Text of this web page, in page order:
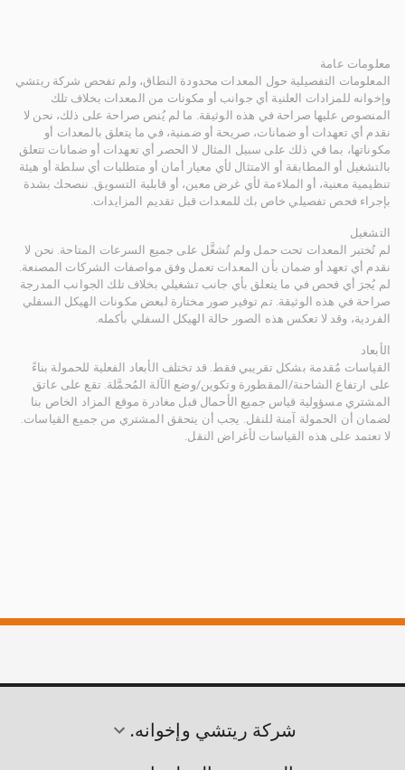
معلومات عامة
المعلومات التفصيلية حول المعدات محدودة النطاق، ولم تفحص شركة ريتشي
وإخوانه للمزادات العلنية أي جوانب أو مكونات من المعدات بخلاف تلك
المنصوص عليها صراحة في هذه الوثيقة. ما لم يُنص صراحة على ذلك، نحن لا
نقدم أي تعهدات أو ضمانات، صريحة أو ضمنية، في ما يتعلق بالمعدات أو
مكوناتها، بما في ذلك على سبيل المثال لا الحصر أي تعهدات أو ضمانات تتعلق
بالتشغيل أو المطابقة أو الامتثال لأي معيار أمان أو متطلبات أي سلطة أو هيئة
تنظيمية معنية، أو الملاءمة لأي غرض معين، أو قابلية التسويق. ننصحك بشدة
بإجراء فحص تفصيلي خاص بك للمعدات قبل تقديم المزايدات.
التشغيل
لم تُختبر المعدات تحت حمل ولم تُشغَّل على جميع السرعات المتاحة. نحن لا
نقدم أي تعهد أو ضمان بأن المعدات تعمل وفق مواصفات الشركات المصنعة.
لم يُجرَ أي فحص في ما يتعلق بأي جانب تشغيلي بخلاف تلك الجوانب المدرجة
صراحة في هذه الوثيقة. تم توفير صور مختارة لبعض مكونات الهيكل السفلي
الفردية، وقد لا تعكس هذه الصور حالة الهيكل السفلي بأكمله.
الأبعاد
القياسات مُقدمة بشكل تقريبي فقط. قد تختلف الأبعاد الفعلية للحمولة بناءً
على ارتفاع الشاحنة/المقطورة وتكوين/وضع الآلة المُحمَّلة. تقع على عاتق
المشتري مسؤولية قياس جميع الأحمال قبل مغادرة موقع المزاد الخاص بنا
لضمان أن الحمولة آمنة للنقل. يجب أن يتحقق المشتري من جميع القياسات.
لا تعتمد على هذه القياسات لأغراض النقل.
شركة ريتشي وإخوانه.